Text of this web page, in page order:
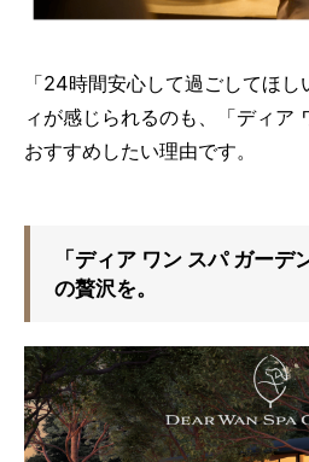
「24時間安心して過ごしてほ
ィが感じられるのも、「ディア
おすすめしたい理由です。
「ディア ワン スパ ガー
の贅沢を。